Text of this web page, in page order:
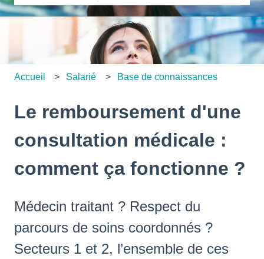
Il n'y a aucune suggestion car le champ de recherche
Accueil Salarié Base de connaissances
Le remboursement d'une
consultation médicale :
comment ça fonctionne ?
Médecin traitant ? Respect du
parcours de soins coordonnés ?
Secteurs 1 et 2, l’ensemble de ces